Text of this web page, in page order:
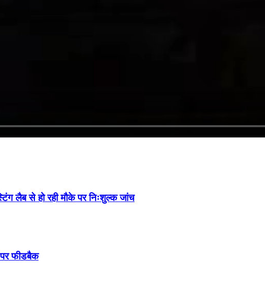
लैब से हो रही मौके पर निःशुल्क जांच
पर फीडबैक